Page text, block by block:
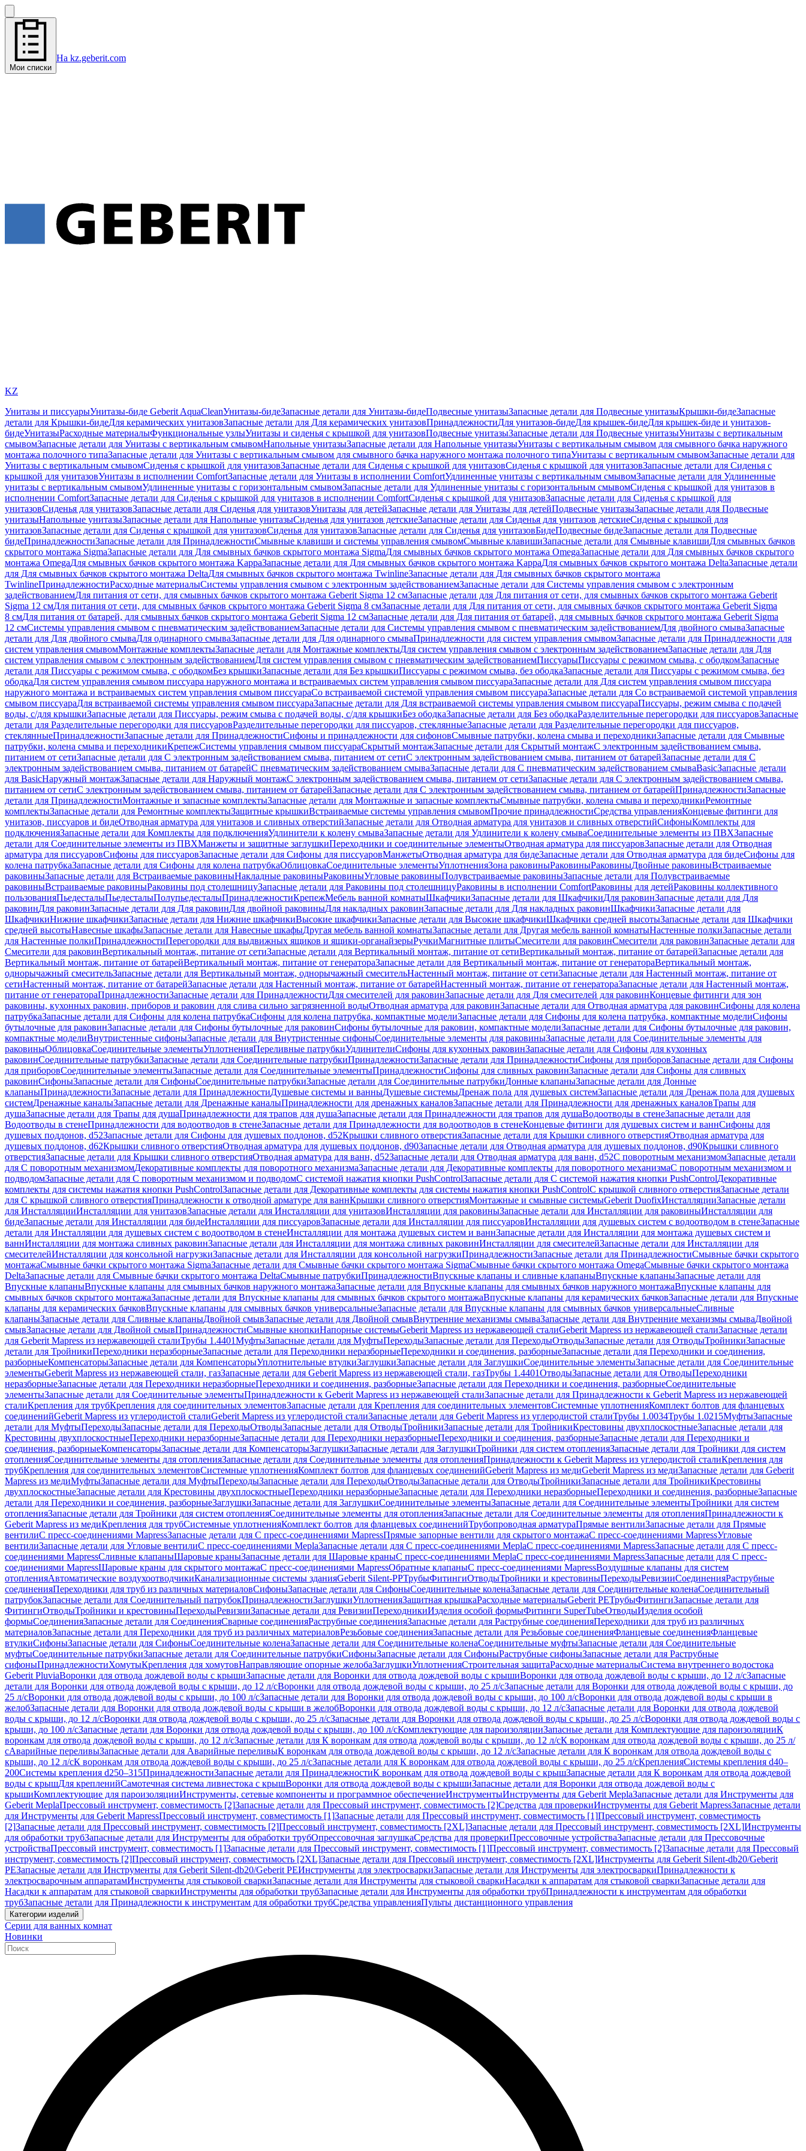
Мои списки
На kz.geberit.com
KZ
Унитазы и писсуарыУнитазы-биде Geberit AquaCleanУнитазы-бидеЗапасные детали для Унитазы-бидеПодвесные унитазыЗапасные детали для Подвесные унитазыКрышки-бидеЗапасные
детали для Крышки-бидеДля керамических унитазовЗапасные детали для Для керамических унитазовПринадлежностиДля унитазов-бидеДля крышек-бидеДля крышек-биде и унитазов-
бидеУнитазыРасходные материалыФункциональные узлыУнитазы и сиденья с крышкой для унитазовПодвесные унитазыЗапасные детали для Подвесные унитазыУнитазы с вертикальным
смывомЗапасные детали для Унитазы с вертикальным смывомНапольные унитазыЗапасные детали для Напольные унитазыУнитазы с вертикальным смывом для смывного бачка наружного
монтажа полочного типаЗапасные детали для Унитазы с вертикальным смывом для смывного бачка наружного монтажа полочного типаУнитазы с вертикальным смывомЗапасные детали для
Унитазы с вертикальным смывомСиденья с крышкой для унитазовЗапасные детали для Сиденья с крышкой для унитазовСиденья с крышкой для унитазовЗапасные детали для Сиденья с
крышкой для унитазовУнитазы в исполнении ComfortЗапасные детали для Унитазы в исполнении ComfortУдлиненные унитазы с вертикальным смывомЗапасные детали для Удлиненные
унитазы с вертикальным смывомУдлиненные унитазы с горизонтальным смывомЗапасные детали для Удлиненные унитазы с горизонтальным смывомСиденья с крышкой для унитазов в
исполнении ComfortЗапасные детали для Сиденья с крышкой для унитазов в исполнении ComfortСиденья с крышкой для унитазовЗапасные детали для Сиденья с крышкой для
унитазовСиденья для унитазовЗапасные детали для Сиденья для унитазовУнитазы для детейЗапасные детали для Унитазы для детейПодвесные унитазыЗапасные детали для Подвесные
унитазыНапольные унитазыЗапасные детали для Напольные унитазыСиденья для унитазов детскиеЗапасные детали для Сиденья для унитазов детскиеСиденья с крышкой для
унитазовЗапасные детали для Сиденья с крышкой для унитазовСиденья для унитазовЗапасные детали для Сиденья для унитазовБидеПодвесные бидеЗапасные детали для Подвесные
бидеПринадлежностиЗапасные детали для ПринадлежностиСмывные клавиши и системы управления смывомСмывные клавишиЗапасные детали для Смывные клавишиДля смывных бачков
скрытого монтажа SigmaЗапасные детали для Для смывных бачков скрытого монтажа SigmaДля смывных бачков скрытого монтажа OmegaЗапасные детали для Для смывных бачков скрытого
монтажа OmegaДля смывных бачков скрытого монтажа KappaЗапасные детали для Для смывных бачков скрытого монтажа KappaДля смывных бачков скрытого монтажа DeltaЗапасные детали
для Для смывных бачков скрытого монтажа DeltaДля смывных бачков скрытого монтажа TwinlineЗапасные детали для Для смывных бачков скрытого монтажа
TwinlineПринадлежностиРасходные материалыСистемы управления смывом с электронным задействованиемЗапасные детали для Системы управления смывом с электронным
задействованиемДля питания от сети, для смывных бачков скрытого монтажа Geberit Sigma 12 смЗапасные детали для Для питания от сети, для смывных бачков скрытого монтажа Geberit
Sigma 12 смДля питания от сети, для смывных бачков скрытого монтажа Geberit Sigma 8 смЗапасные детали для Для питания от сети, для смывных бачков скрытого монтажа Geberit Sigma
8 смДля питания от батарей, для смывных бачков скрытого монтажа Geberit Sigma 12 смЗапасные детали для Для питания от батарей, для смывных бачков скрытого монтажа Geberit Sigma
12 смСистемы управления смывом с пневматическим задействованиемЗапасные детали для Системы управления смывом с пневматическим задействованиемДля двойного смываЗапасные
детали для Для двойного смываДля одинарного смываЗапасные детали для Для одинарного смываПринадлежности для систем управления смывомЗапасные детали для Принадлежности для
систем управления смывомМонтажные комплектыЗапасные детали для Монтажные комплектыДля систем управления смывом с электронным задействованиемЗапасные детали для Для
систем управления смывом с электронным задействованиемДля систем управления смывом с пневматическим задействованиемПиссуарыПиссуары с режимом смыва, с ободкомЗапасные
детали для Писсуары с режимом смыва, с ободкомБез крышкиЗапасные детали для Без крышкиПиссуары с режимом смыва, без ободкаЗапасные детали для Писсуары с режимом смыва, без
ободкаДля систем управления смывом писсуара наружного монтажа и встраиваемых систем управления смывом писсуараЗапасные детали для Для систем управления смывом писсуара
наружного монтажа и встраиваемых систем управления смывом писсуараСо встраиваемой системой управления смывом писсуараЗапасные детали для Со встраиваемой системой управления
смывом писсуараДля встраиваемой системы управления смывом писсуараЗапасные детали для Для встраиваемой системы управления смывом писсуараПиссуары, режим смыва с подачей
воды, с/для крышкиЗапасные детали для Писсуары, режим смыва с подачей воды, с/для крышкиБез ободкаЗапасные детали для Без ободкаРазделительные перегородки для писсуаровЗапасные
детали для Разделительные перегородки для писсуаровРазделительные перегородки для писсуаров, стеклянныеЗапасные детали для Разделительные перегородки для писсуаров,
стеклянныеПринадлежностиЗапасные детали для ПринадлежностиСифоны и принадлежности для сифоновСмывные патрубки, колена смыва и переходникиЗапасные детали для Смывные
патрубки, колена смыва и переходникиКрепежСистемы управления смывом писсуараСкрытый монтажЗапасные детали для Скрытый монтажС электронным задействованием смыва,
питанием от сетиЗапасные детали для С электронным задействованием смыва, питанием от сетиС электронным задействованием смыва, питанием от батарейЗапасные детали для С
электронным задействованием смыва, питанием от батарейС пневматическим задействованием смываЗапасные детали для С пневматическим задействованием смываBasicЗапасные детали
для BasicНаружный монтажЗапасные детали для Наружный монтажС электронным задействованием смыва, питанием от сетиЗапасные детали для С электронным задействованием смыва,
питанием от сетиС электронным задействованием смыва, питанием от батарейЗапасные детали для С электронным задействованием смыва, питанием от батарейПринадлежностиЗапасные
детали для ПринадлежностиМонтажные и запасные комплектыЗапасные детали для Монтажные и запасные комплектыСмывные патрубки, колена смыва и переходникиРемонтные
комплектыЗапасные детали для Ремонтные комплектыЗащитные крышкиВстраиваемые системы управления смывомПрочие принадлежностиСредства управленияКонцевые фитинги для
унитазов, писсуаров и бидеОтводная арматура для унитазов и сливных отверстийЗапасные детали для Отводная арматура для унитазов и сливных отверстийСифоныКомплекты для
подключенияЗапасные детали для Комплекты для подключенияУдлинители к колену смываЗапасные детали для Удлинители к колену смываСоединительные элементы из ПВХЗапасные
детали для Соединительные элементы из ПВХМанжеты и защитные заглушкиПереходники и соединительные элементыОтводная арматура для писсуаровЗапасные детали для Отводная
арматура для писсуаровCифоны для писсуаровЗапасные детали для Cифоны для писсуаровМанжетыОтводная арматура для бидеЗапасные детали для Отводная арматура для бидеСифоны для
колена патрубкаЗапасные детали для Сифоны для колена патрубкаОблицовкаСоединительные элементыУплотненияЗона раковиныРаковиныРаковиныДвойные раковиныВстраиваемые
раковиныЗапасные детали для Встраиваемые раковиныНакладные раковиныРаковиныУгловые раковиныПолувстраиваемые раковиныЗапасные детали для Полувстраиваемые
раковиныВстраиваемые раковиныРаковины под столешницуЗапасные детали для Раковины под столешницуРаковины в исполнении ComfortPаковины для детейРаковины коллективного
пользованияПьедесталыПьедесталыПолупьедесталыПринадлежностиКрепежМебель ванной комнатыШкафчикиЗапасные детали для ШкафчикиДля раковинЗапасные детали для Для
раковинДля раковинЗапасные детали для Для раковинДля двойной раковиныДля накладных pаковинЗапасные детали для Для накладных pаковинШкафчикиЗапасные детали для
ШкафчикиНижние шкафчикиЗапасные детали для Нижние шкафчикиВысокие шкафчикиЗапасные детали для Высокие шкафчикиШкафчики средней высотыЗапасные детали для Шкафчики
средней высотыНавесные шкафыЗапасные детали для Навесные шкафыДругая мебель ванной комнатыЗапасные детали для Другая мебель ванной комнатыНастенные полкиЗапасные детали
для Настенные полкиПринадлежностиПерегородки для выдвижных ящиков и ящики-органайзерыРучкиМагнитные плитыСмесители для раковинСмесители для раковинЗапасные детали для
Смесители для раковинВертикальный монтаж, питание от сетиЗапасные детали для Вертикальный монтаж, питание от сетиВертикальный монтаж, питание от батарейЗапасные детали для
Вертикальный монтаж, питание от батарейВертикальный монтаж, питание от генератораЗапасные детали для Вертикальный монтаж, питание от генератораВертикальный монтаж,
однорычажный смесительЗапасные детали для Вертикальный монтаж, однорычажный смесительНастенный монтаж, питание от сетиЗапасные детали для Настенный монтаж, питание от
сетиНастенный монтаж, питание от батарейЗапасные детали для Настенный монтаж, питание от батарейНастенный монтаж, питание от генератораЗапасные детали для Настенный монтаж,
питание от генератораПринадлежностиЗапасные детали для ПринадлежностиДля смесителей для раковинЗапасные детали для Для смесителей для раковинКонцевые фитинги для зон
раковины, кухонных раковин, приборов и раковин для слива сильно загрязненной водыОтводная арматура для раковинЗапасные детали для Отводная арматура для раковинСифоны для колена
патрубкаЗапасные детали для Сифоны для колена патрубкаСифоны для колена патрубка, компактные моделиЗапасные детали для Сифоны для колена патрубка, компактные моделиСифоны
бутылочные для раковинЗапасные детали для Сифоны бутылочные для раковинСифоны бутылочные для раковин, компактные моделиЗапасные детали для Сифоны бутылочные для раковин,
компактные моделиВнутристенные сифоныЗапасные детали для Внутристенные сифоныСоединительные элементы для раковиныЗапасные детали для Соединительные элементы для
раковиныОблицовкаСоединительные элементыУплотненияПереливные патрубкиУдлинителиСифоны для кухонных раковинЗапасные детали для Сифоны для кухонных
раковинСоединительные патрубкиЗапасные детали для Соединительные патрубкиПринадлежностиЗапасные детали для ПринадлежностиСифоны для приборовЗапасные детали для Сифоны
для приборовСоединительные элементыЗапасные детали для Соединительные элементыПринадлежностиСифоны для сливных раковинЗапасные детали для Сифоны для сливных
раковинСифоныЗапасные детали для СифоныСоединительные патрубкиЗапасные детали для Соединительные патрубкиДонные клапаныЗапасные детали для Донные
клапаныПринадлежностиЗапасные детали для ПринадлежностиДушевые системы и ванныДушевые системыДренаж пола для душевых системЗапасные детали для Дренаж пола для душевых
системДренажные каналыЗапасные детали для Дренажные каналыПринадлежности для дренажных каналовЗапасные детали для Принадлежности для дренажных каналовТрапы для
душаЗапасные детали для Трапы для душаПринадлежности для трапов для душаЗапасные детали для Принадлежности для трапов для душаВодоотводы в стенеЗапасные детали для
Водоотводы в стенеПринадлежности для водоотводов в стенеЗапасные детали для Принадлежности для водоотводов в стенеКонцевые фитинги для душевых систем и ваннСифоны для
душевых поддонов, d52Запасные детали для Сифоны для душевых поддонов, d52Крышки сливного отверстияЗапасные детали для Крышки сливного отверстияОтводная арматура для
душевых поддонов, d62Крышки сливного отверстияОтводная арматура для душевых поддонов, d90Запасные детали для Отводная арматура для душевых поддонов, d90Крышки сливного
отверстияЗапасные детали для Крышки сливного отверстияОтводная арматура для ванн, d52Запасные детали для Отводная арматура для ванн, d52С поворотным механизмомЗапасные детали
для С поворотным механизмомДекоративные комплекты для поворотного механизмаЗапасные детали для Декоративные комплекты для поворотного механизмаС поворотным механизмом и
подводомЗапасные детали для С поворотным механизмом и подводомС системой нажатия кнопки PushControlЗапасные детали для С системой нажатия кнопки PushControlДекоративные
комплекты для системы нажатия кнопки PushControlЗапасные детали для Декоративные комплекты для системы нажатия кнопки PushControlС крышкой сливного отверстияЗапасные детали
для С крышкой сливного отверстияПринадлежности к отводной арматуре для ваннКрышки сливного отверстияМонтажные и смывные системыGeberit DuofixИнсталляцииЗапасные детали
для ИнсталляцииИнсталляции для унитазовЗапасные детали для Инсталляции для унитазовИнсталляции для раковиныЗапасные детали для Инсталляции для раковиныИнсталляции для
бидеЗапасные детали для Инсталляции для бидеИнсталляции для писсуаровЗапасные детали для Инсталляции для писсуаровИнсталляции для душевых систем с водоотводом в стенеЗапасные
детали для Инсталляции для душевых систем с водоотводом в стенеИнсталляции для монтажа душевых систем и ваннЗапасные детали для Инсталляции для монтажа душевых систем и
ваннИнсталляции для монтажа сливных раковинЗапасные детали для Инсталляции для монтажа сливных раковинИнсталляции для смесителейЗапасные детали для Инсталляции для
смесителейИнсталляции для консольной нагрузкиЗапасные детали для Инсталляции для консольной нагрузкиПринадлежностиЗапасные детали для ПринадлежностиСмывные бачки скрытого
монтажаСмывные бачки скрытого монтажа SigmaЗапасные детали для Смывные бачки скрытого монтажа SigmaСмывные бачки скрытого монтажа OmegaСмывные бачки скрытого монтажа
DeltaЗапасные детали для Смывные бачки скрытого монтажа DeltaСмывные патрубкиПринадлежностиВпускные клапаны и сливные клапаныВпускные клапаныЗапасные детали для
Впускные клапаныВпускные клапаны для смывных бачков наружного монтажаЗапасные детали для Впускные клапаны для смывных бачков наружного монтажаВпускные клапаны для
смывных бачков скрытого монтажаЗапасные детали для Впускные клапаны для смывных бачков скрытого монтажаВпускные клапаны для керамических бачковЗапасные детали для Впускные
клапаны для керамических бачковВпускные клапаны для смывных бачков универсальныеЗапасные детали для Впускные клапаны для смывных бачков универсальныеСливные
клапаныЗапасные детали для Сливные клапаныДвойной смывЗапасные детали для Двойной смывВнутренние механизмы смываЗапасные детали для Внутренние механизмы смываДвойной
смывЗапасные детали для Двойной смывПринадлежностиСмывные кнопкиНапорные системыGeberit Mapress из нержавеющей сталиGeberit Mapress из нержавеющей сталиЗапасные детали
для Geberit Mapress из нержавеющей сталиТрубы 1.4401МуфтыЗапасные детали для МуфтыПереходыЗапасные детали для ПереходыОтводыЗапасные детали для ОтводыТройникиЗапасные
детали для ТройникиПереходники неразборныеЗапасные детали для Переходники неразборныеПереходники и соединения, разборныеЗапасные детали для Переходники и соединения,
разборныеКомпенсаторыЗапасные детали для КомпенсаторыУплотнительные втулкиЗаглушкиЗапасные детали для ЗаглушкиСоединительные элементыЗапасные детали для Соединительные
элементыGeberit Mapress из нержавеющей стали, газЗапасные детали для Geberit Mapress из нержавеющей стали, газТрубы 1.4401ОтводыЗапасные детали для ОтводыПереходники
неразборныеЗапасные детали для Переходники неразборныеПереходники и соединения, разборныеЗапасные детали для Переходники и соединения, разборныеСоединительные
элементыЗапасные детали для Соединительные элементыПринадлежности к Geberit Mapress из нержавеющей сталиЗапасные детали для Принадлежности к Geberit Mapress из нержавеющей
сталиКрепления для трубКрепления для соединительных элементовЗапасные детали для Крепления для соединительных элементовСистемные уплотненияКомплект болтов для фланцевых
соединенийGeberit Mapress из углеродистой сталиGeberit Mapress из углеродистой сталиЗапасные детали для Geberit Mapress из углеродистой сталиТрубы 1.0034Трубы 1.0215МуфтыЗапасные
детали для МуфтыПереходыЗапасные детали для ПереходыОтводыЗапасные детали для ОтводыТройникиЗапасные детали для ТройникиКрестовины двухплоскостныеЗапасные детали для
Крестовины двухплоскостныеПереходники неразборныеЗапасные детали для Переходники неразборныеПереходники и соединения, разборныеЗапасные детали для Переходники и
соединения, разборныеКомпенсаторыЗапасные детали для КомпенсаторыЗаглушкиЗапасные детали для ЗаглушкиТройники для систем отопленияЗапасные детали для Тройники для систем
отопленияСоединительные элементы для отопленияЗапасные детали для Соединительные элементы для отопленияПринадлежности к Geberit Mapress из углеродистой сталиКрепления для
трубКрепления для соединительных элементовСистемные уплотненияКомплект болтов для фланцевых соединенийGeberit Mapress из медиGeberit Mapress из медиЗапасные детали для Geberit
Mapress из медиМуфтыЗапасные детали для МуфтыПереходыЗапасные детали для ПереходыОтводыЗапасные детали для ОтводыТройникиЗапасные детали для ТройникиКрестовины
двухплоскостныеЗапасные детали для Крестовины двухплоскостныеПереходники неразборныеЗапасные детали для Переходники неразборныеПереходники и соединения, разборныеЗапасные
детали для Переходники и соединения, разборныеЗаглушкиЗапасные детали для ЗаглушкиСоединительные элементыЗапасные детали для Соединительные элементыТройники для систем
отопленияЗапасные детали для Тройники для систем отопленияСоединительные элементы для отопленияЗапасные детали для Соединительные элементы для отопленияПринадлежности к
Geberit Mapress из медиКрепления для трубСистемные уплотненияКомплект болтов для фланцевых соединенийТрубопроводная арматураПрямые вентилиЗапасные детали для Прямые
вентилиС пресс-соединениями MapressЗапасные детали для С пресс-соединениями MapressПрямые запорные вентили для скрытого монтажаС пресс-соединениями MapressУгловые
вентилиЗапасные детали для Угловые вентилиС пресс-соединениями MeplaЗапасные детали для С пресс-соединениями MeplaС пресс-соединениями MapressЗапасные детали для С пресс-
соединениями MapressСливные клапаныШаровые краныЗапасные детали для Шаровые краныС пресс-соединениями MeplaС пресс-соединениями MapressЗапасные детали для С пресс-
соединениями MapressШаровые краны для скрытого монтажаС пресс-соединениями MapressОбратные клапаныС пресс-соединениями MapressВоздушные клапаны для систем
отопленияАвтоматические воздухоотводчикиКанализационные системы зданияGeberit Silent-PPТрубыФитингиОтводыТройники и крестовиныПереходыРевизииСоединенияРаструбные
соединенияПереходники для труб из различных материаловСифоныЗапасные детали для СифоныСоединительные коленаЗапасные детали для Соединительные коленаСоединительный
патрубокЗапасные детали для Соединительный патрубокПринадлежностиЗаглушкиУплотненияЗащитная крышкаРасходные материалыGeberit PEТрубыФитингиЗапасные детали для
ФитингиОтводыТройники и крестовиныПереходыРевизииЗапасные детали для РевизииПереходникиИзделия особой формыФитинги SuperTubeОтводыИзделия особой
формыСоединенияЗапасные детали для СоединенияСварные соединенияРаструбные соединенияЗапасные детали для Раструбные соединенияПереходники для труб из различных
материаловЗапасные детали для Переходники для труб из различных материаловРезьбовые соединенияЗапасные детали для Резьбовые соединенияФланцевые соединенияФланцевые
втулкиСифоныЗапасные детали для СифоныСоединительные коленаЗапасные детали для Соединительные коленаСоединительные муфтыЗапасные детали для Соединительные
муфтыСоединительные патрубкиЗапасные детали для Соединительные патрубкиСифоныЗапасные детали для СифоныРаструбные сифоныЗапасные детали для Раструбные
сифоныПринадлежностиХомутыКрепления для хомутовНаправляющие опорные желобаЗаглушкиУплотненияСтроительная защитаРасходные материалыСистема внутреннего водостока
Geberit PluviaВоронки для отвода дождевой воды с крышиЗапасные детали для Воронки для отвода дождевой воды с крышиВоронки для отвода дождевой воды с крыши, до 12 л/сЗапасные
детали для Воронки для отвода дождевой воды с крыши, до 12 л/сВоронки для отвода дождевой воды с крыши, до 25 л/сЗапасные детали для Воронки для отвода дождевой воды с крыши, до
25 л/сВоронки для отвода дождевой воды с крыши, до 100 л/сЗапасные детали для Воронки для отвода дождевой воды с крыши, до 100 л/сВоронки для отвода дождевой воды с крыши в
желобЗапасные детали для Воронки для отвода дождевой воды с крыши в желобВоронки для отвода дождевой воды с крыши, до 12 л/сЗапасные детали для Воронки для отвода дождевой
воды с крыши, до 12 л/сВоронки для отвода дождевой воды с крыши, до 25 л/сЗапасные детали для Воронки для отвода дождевой воды с крыши, до 25 л/сВоронки для отвода дождевой воды с
крыши, до 100 л/сЗапасные детали для Воронки для отвода дождевой воды с крыши, до 100 л/сКомплектующие для пароизоляцииЗапасные детали для Комплектующие для пароизоляцииК
воронкам для отвода дождевой воды с крыши, до 12 л/сЗапасные детали для К воронкам для отвода дождевой воды с крыши, до 12 л/сК воронкам для отвода дождевой воды с крыши, до 25 л/
сАварийные переливыЗапасные детали для Аварийные переливыК воронкам для отвода дождевой воды с крыши, до 12 л/сЗапасные детали для К воронкам для отвода дождевой воды с
крыши, до 12 л/сК воронкам для отвода дождевой воды с крыши, до 25 л/сЗапасные детали для К воронкам для отвода дождевой воды с крыши, до 25 л/сКрепленияСистемы крепления d40–
200Системы крепления d250–315ПринадлежностиЗапасные детали для ПринадлежностиК воронкам для отвода дождевой воды с крышЗапасные детали для К воронкам для отвода дождевой
воды с крышДля крепленийСамотечная система ливнестока с крышВоронки для отвода дождевой воды с крышиЗапасные детали для Воронки для отвода дождевой воды с
крышиКомплектующие для пароизоляцииИнструменты, сетевые компоненты и программное обеспечениеИнструментыИнструменты для Geberit MeplaЗапасные детали для Инструменты для
Geberit MeplaПрессовый инструмент, совместимость [2]Запасные детали для Прессовый инструмент, совместимость [2]Средства для проверкиИнструменты для Geberit MapressЗапасные детали
для Инструменты для Geberit MapressПрессовый инструмент, совместимость [1]Запасные детали для Прессовый инструмент, совместимость [1]Прессовый инструмент, совместимость
[2]Запасные детали для Прессовый инструмент, совместимость [2]Прессовый инструмент, совместимость [2XL]Запасные детали для Прессовый инструмент, совместимость [2XL]Инструменты
для обработки трубЗапасные детали для Инструменты для обработки трубОпрессовочная заглушкаСредства для проверкиПрессовочные устройстваЗапасные детали для Прессовочные
устройстваПрессовый инструмент, совместимость [1]Запасные детали для Прессовый инструмент, совместимость [1]Прессовый инструмент, совместимость [2]Запасные детали для Прессовый
инструмент, совместимость [2]Прессовый инструмент, совместимость [2XL]Запасные детали для Прессовый инструмент, совместимость [2XL]Инструменты для Geberit Silent-db20/Geberit
PEЗапасные детали для Инструменты для Geberit Silent-db20/Geberit PEИнструменты для электросваркиЗапасные детали для Инструменты для электросваркиПринадлежности к
электросварочным аппаратамИнструменты для стыковой сваркиЗапасные детали для Инструменты для стыковой сваркиНасадки к аппаратам для стыковой сваркиЗапасные детали для
Насадки к аппаратам для стыковой сваркиИнструменты для обработки трубЗапасные детали для Инструменты для обработки трубПринадлежности к инструментам для обработки
трубЗапасные детали для Принадлежности к инструментам для обработки трубСредства управленияПульты дистанционного управления
Категории изделий
Серии для ванных комнат
Новинки